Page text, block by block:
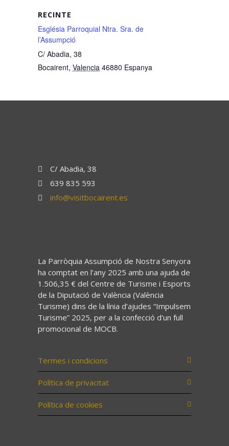
RECINTE
Església Parroquial Ntra. Sra. de
l’Assumpció
C/ Abadia, 38
Bocairent, Valencia 46880 Espanya
C/ Abadia, 38
639 835 593
info@visitbocairent.es
La Parròquia Assumpció de Nostra Senyora
ha comptat en l’any 2025 amb una ajuda de
1.506,35 € del Centre de Turisme i Esports
de la Diputació de València (València
Turisme) dins de la línia d’ajudes “Impulsem
Turisme” 2025, per a la confecció d’un full
promocional de MOCB.
Termes i condicions
Política de privacitat
Política de cookies